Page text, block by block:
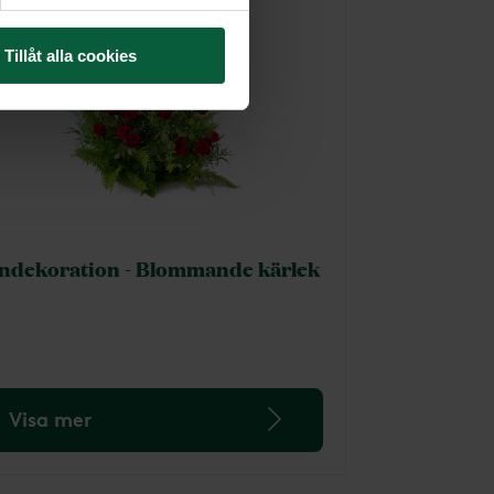
Tillåt alla cookies
- Blommande kärlek
Visa mer